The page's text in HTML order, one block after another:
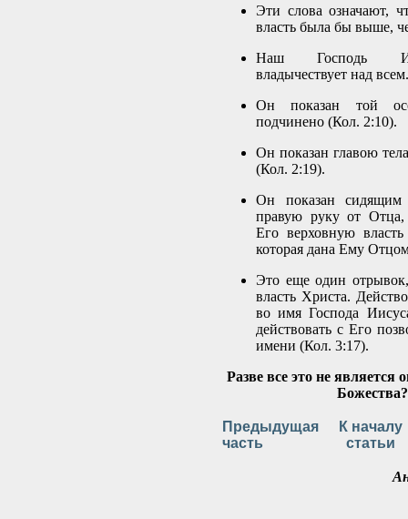
Эти слова означают,
власть была бы выше,
Наш Господь
владычествует над всем.
Он показан той
подчинено (Кол. 2:10).
Он показан главою
(Кол. 2:19).
Он показан
правую руку от Отца,
Его верховную
которая дана Ему
Это еще один
власть Христа.
во имя Господа
действовать с Его
имени (Кол. 3:17).
Разве все это не является
Божества?
Предыдущая
часть
К началу
статьи